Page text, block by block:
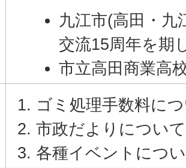
九江市(高田・九
交流15周年を期
市立高田商業高
ゴミ処理手数料に
市政だよりについて
各種イベントにつ